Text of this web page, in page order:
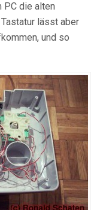
PC die alten
lässt aber
und so